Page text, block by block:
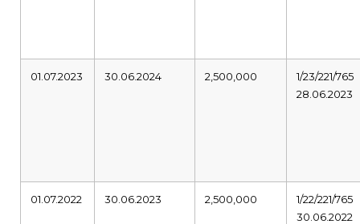
01.07.2023 30.06.2024 2,500,000
1/23/221/765
28.06.2023
01.07.2022 30.06.2023 2,500,000
1/22/221/765
30.06.2022